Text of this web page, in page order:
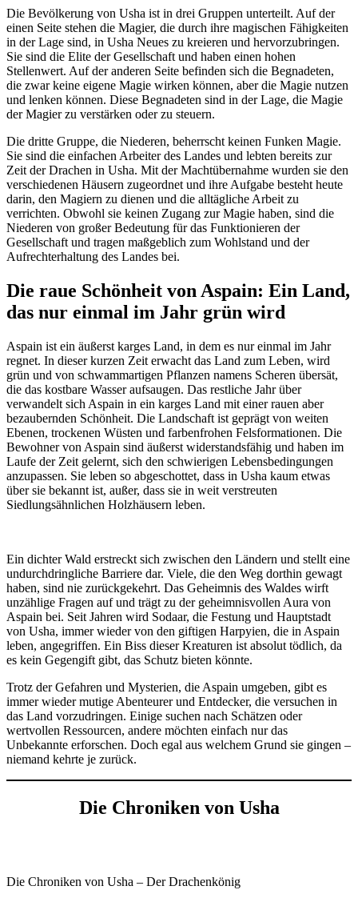
Die Bevölkerung von Usha ist in drei Gruppen unterteilt. Auf der
einen Seite stehen die Magier, die durch ihre magischen Fähigkeiten
in der Lage sind, in Usha Neues zu kreieren und hervorzubringen.
Sie sind die Elite der Gesellschaft und haben einen hohen
Stellenwert. Auf der anderen Seite befinden sich die Begnadeten,
die zwar keine eigene Magie wirken können, aber die Magie nutzen
und lenken können. Diese Begnadeten sind in der Lage, die Magie
der Magier zu verstärken oder zu steuern.
Die dritte Gruppe, die Niederen, beherrscht keinen Funken Magie.
Sie sind die einfachen Arbeiter des Landes und lebten bereits zur
Zeit der Drachen in Usha. Mit der Machtübernahme wurden sie den
verschiedenen Häusern zugeordnet und ihre Aufgabe besteht heute
darin, den Magiern zu dienen und die alltägliche Arbeit zu
verrichten. Obwohl sie keinen Zugang zur Magie haben, sind die
Niederen von großer Bedeutung für das Funktionieren der
Gesellschaft und tragen maßgeblich zum Wohlstand und der
Aufrechterhaltung des Landes bei.
Die raue Schönheit von Aspain: Ein Land,
das nur einmal im Jahr grün wird
Aspain ist ein äußerst karges Land, in dem es nur einmal im Jahr
regnet. In dieser kurzen Zeit erwacht das Land zum Leben, wird
grün und von schwammartigen Pflanzen namens Scheren übersät,
die das kostbare Wasser aufsaugen. Das restliche Jahr über
verwandelt sich Aspain in ein karges Land mit einer rauen aber
bezaubernden Schönheit. Die Landschaft ist geprägt von weiten
Ebenen, trockenen Wüsten und farbenfrohen Felsformationen. Die
Bewohner von Aspain sind äußerst widerstandsfähig und haben im
Laufe der Zeit gelernt, sich den schwierigen Lebensbedingungen
anzupassen. Sie leben so abgeschottet, dass in Usha kaum etwas
über sie bekannt ist, außer, dass sie in weit verstreuten
Siedlungsähnlichen Holzhäusern leben.
Ein dichter Wald erstreckt sich zwischen den Ländern und stellt eine
undurchdringliche Barriere dar. Viele, die den Weg dorthin gewagt
haben, sind nie zurückgekehrt. Das Geheimnis des Waldes wirft
unzählige Fragen auf und trägt zu der geheimnisvollen Aura von
Aspain bei. Seit Jahren wird Sodaar, die Festung und Hauptstadt
von Usha, immer wieder von den giftigen Harpyien, die in Aspain
leben, angegriffen. Ein Biss dieser Kreaturen ist absolut tödlich, da
es kein Gegengift gibt, das Schutz bieten könnte.
Trotz der Gefahren und Mysterien, die Aspain umgeben, gibt es
immer wieder mutige Abenteurer und Entdecker, die versuchen in
das Land vorzudringen. Einige suchen nach Schätzen oder
wertvollen Ressourcen, andere möchten einfach nur das
Unbekannte erforschen. Doch egal aus welchem Grund sie gingen –
niemand kehrte je zurück.
Die Chroniken von Usha
Die Chroniken von Usha – Der Drachenkönig